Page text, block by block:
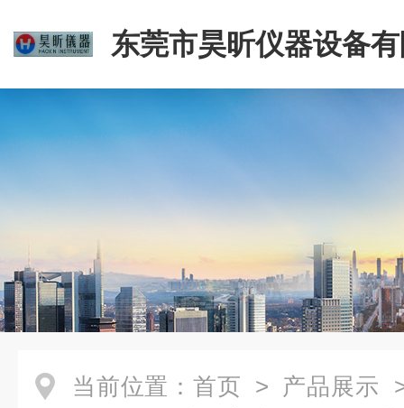
东莞市昊昕仪器设备
当前位置： 首页 > 产品展示